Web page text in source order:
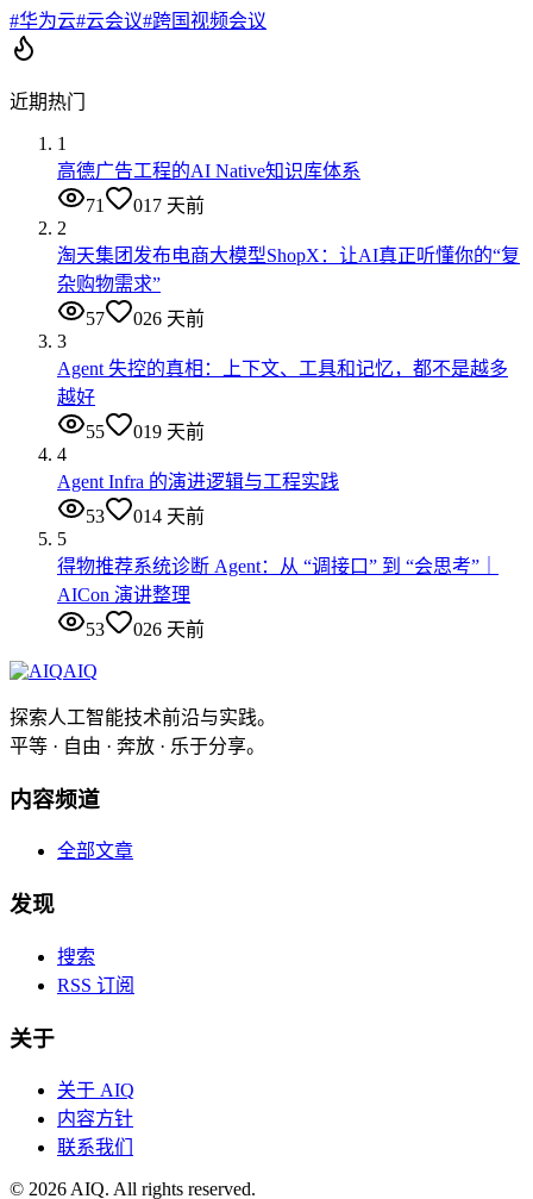
#华为云#云会议#跨国视频会议
近期热门
1
高德广告工程的AI Native知识库体系
71
017 天前
2
淘天集团发布电商大模型ShopX：让AI真正听懂你的“复
杂购物需求”
57
026 天前
3
Agent 失控的真相：上下文、工具和记忆，都不是越多
越好
55
019 天前
4
Agent Infra 的演进逻辑与工程实践
53
014 天前
5
得物推荐系统诊断 Agent：从 “调接口” 到 “会思考”｜
AICon 演讲整理
53
026 天前
AIQ
探索人工智能技术前沿与实践。
平等 · 自由 · 奔放 · 乐于分享。
内容频道
全部文章
发现
搜索
RSS 订阅
关于
关于 AIQ
内容方针
联系我们
© 2026 AIQ. All rights reserved.